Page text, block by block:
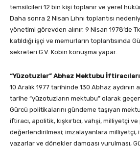
temsilcileri 12 bin kişi toplanır ve yerel
Daha sonra 2 Nisan Lıhnı toplantısı
yönetimi görevden alınır. 9 Nisan 1978’de
katıldığı işçi ve memurların toplantısında
sekreteri G.V. Kobin konuşma yapar.
“Yüzotuzlar” Abhaz Mektubu
10 Aralık 1977 tarihinde 130 Abhaz aydının
tarihe “yüzotuzların mektubu” olarak
Gürcü politikalarını gündeme taşıyan
iftiracı, apolitik, kışkırtıcı, vahşi, milliyetçi
değerlendirilmesi; imzalayanlara milliyetçi,
yazarlar ve dönekler damgası vurulması,